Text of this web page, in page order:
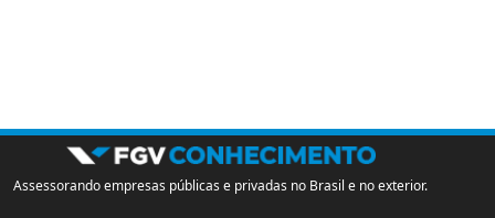
Assessorando empresas públicas e privadas no Brasil e no exterior.